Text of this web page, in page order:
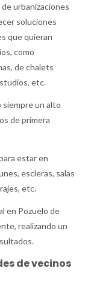
urbanizaciones
soluciones
que quieran
como
de chalets
etc.
un alto
de primera
estar en
escleras, salas
etc.
en Pozuelo de
realizando un
de vecinos